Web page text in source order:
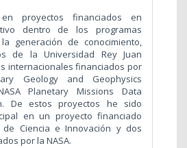
proyectos financiados en
dentro de los programas
generación de conocimiento,
de la Universidad Rey Juan
internacionales financiados por
Geology and Geophysics
Planetary Missions Data
De estos proyectos he sido
en un proyecto financiado
Ciencia e Innovación y dos
por la NASA.